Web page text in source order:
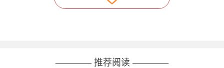
———— 推荐阅读 ————